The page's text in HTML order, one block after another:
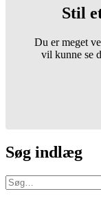
Stil
Du er meget
vil kunne se
Søg indlæg